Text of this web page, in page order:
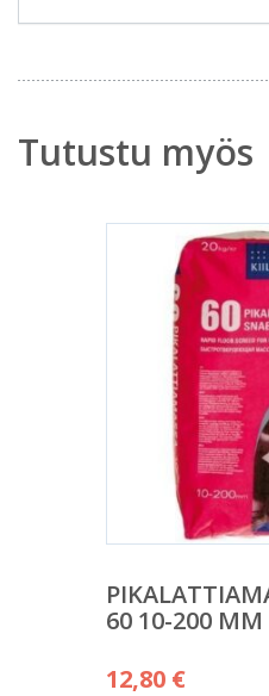
Tutustu myös
60 10-200 MM
12,80 €